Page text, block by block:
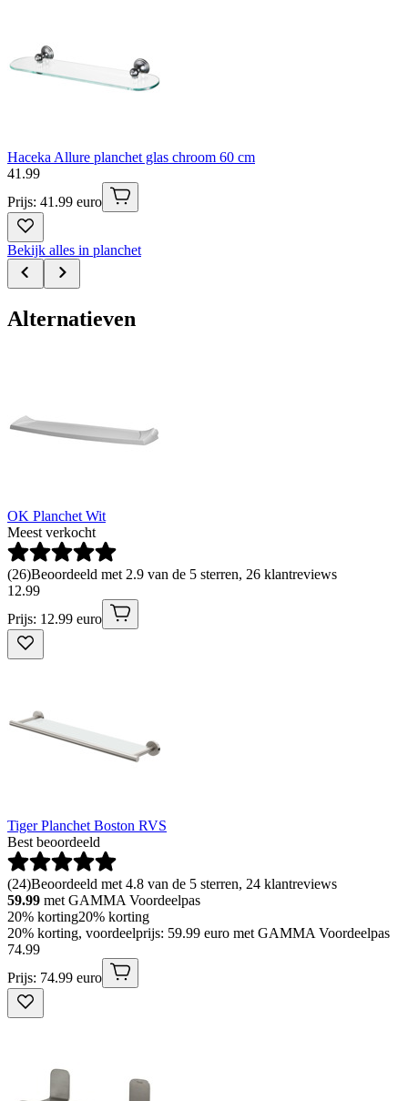
Haceka Allure planchet glas chroom 60 cm
41 .99
Prijs: 41.99 euro
Bekijk alles in planchet
Alternatieven
OK Planchet Wit
Meest verkocht
(26)Beoordeeld met 2.9 van de 5 sterren, 26 klantreviews
12.99
Prijs: 12.99 euro
Tiger Planchet Boston RVS
Best beoordeeld
(24)Beoordeeld met 4.8 van de 5 sterren, 24 klantreviews
59.99 met GAMMA Voordeelpas
20% korting20% korting
20% korting, voordeelprijs: 59.99 euro met GAMMA Voordeelpas
74.99
Prijs: 74.99 euro